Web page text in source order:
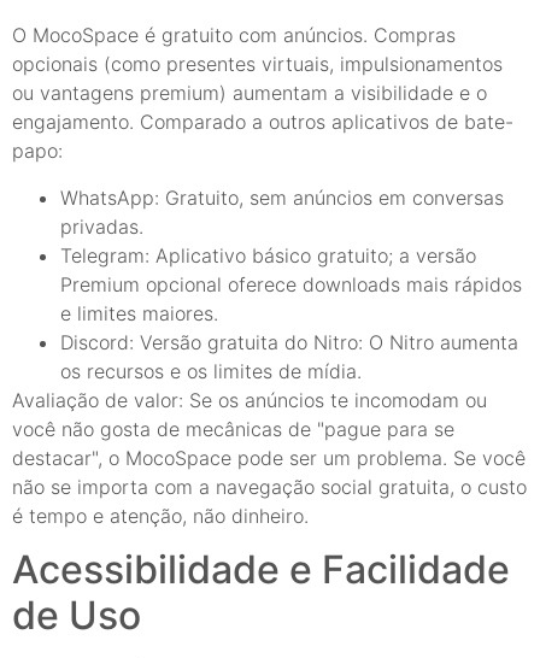
O MocoSpace é gratuito com anúncios. Compras
opcionais (como presentes virtuais, impulsionamentos
ou vantagens premium) aumentam a visibilidade e o
engajamento. Comparado a outros aplicativos de bate-
papo:
WhatsApp: Gratuito, sem anúncios em conversas
privadas.
Telegram: Aplicativo básico gratuito; a versão
Premium opcional oferece downloads mais rápidos
e limites maiores.
Discord: Versão gratuita do Nitro: O Nitro aumenta
os recursos e os limites de mídia.
Avaliação de valor: Se os anúncios te incomodam ou
você não gosta de mecânicas de "pague para se
destacar", o MocoSpace pode ser um problema. Se você
não se importa com a navegação social gratuita, o custo
é tempo e atenção, não dinheiro.
Acessibilidade e Facilidade
de Uso